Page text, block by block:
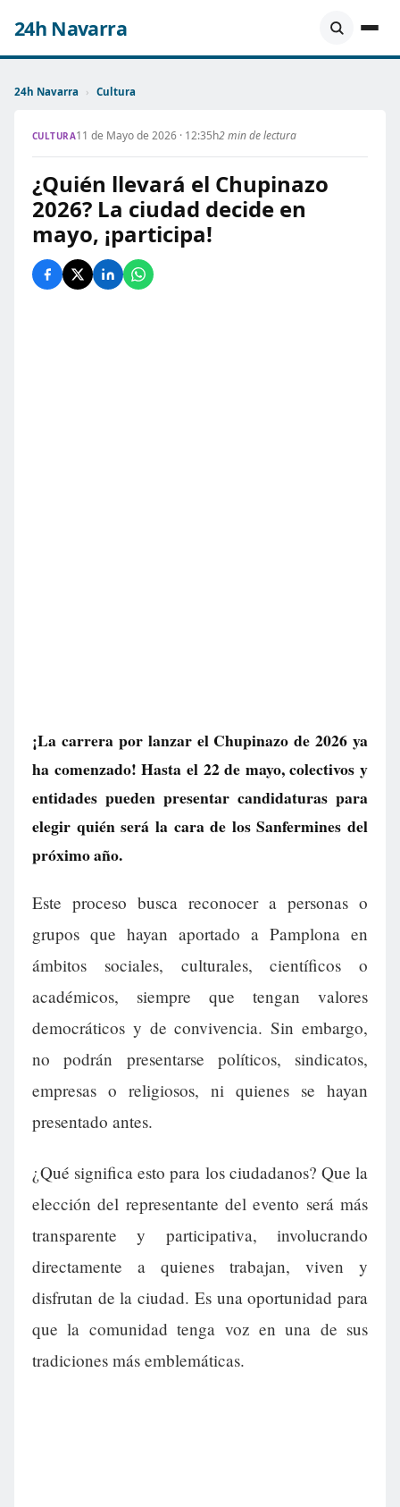
24h Navarra
24h Navarra › Cultura
CULTURA11 de Mayo de 2026 · 12:35h2 min de lectura
¿Quién llevará el Chupinazo
2026? La ciudad decide en
mayo, ¡participa!
¡La carrera por lanzar el Chupinazo de 2026 ya
ha comenzado! Hasta el 22 de mayo, colectivos y
entidades pueden presentar candidaturas para
elegir quién será la cara de los Sanfermines del
próximo año.
Este proceso busca reconocer a personas o
grupos que hayan aportado a Pamplona en
ámbitos sociales, culturales, científicos o
académicos, siempre que tengan valores
democráticos y de convivencia. Sin embargo,
no podrán presentarse políticos, sindicatos,
empresas o religiosos, ni quienes se hayan
presentado antes.
¿Qué significa esto para los ciudadanos? Que la
elección del representante del evento será más
transparente y participativa, involucrando
directamente a quienes trabajan, viven y
disfrutan de la ciudad. Es una oportunidad para
que la comunidad tenga voz en una de sus
tradiciones más emblemáticas.